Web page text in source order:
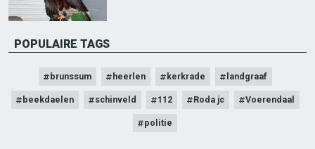
POPULAIRE TAGS
brunssum heerlen kerkrade landgraaf
beekdaelen schinveld 112 Roda jc Voerendaal
politie